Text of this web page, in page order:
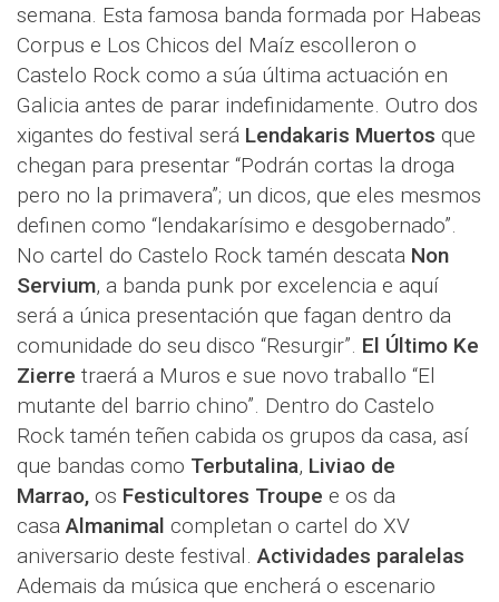
semana. Esta famosa banda formada por Habeas
Corpus e Los Chicos del Maíz escolleron o
Castelo Rock como a súa última actuación en
Galicia antes de parar indefinidamente. Outro dos
xigantes do festival será Lendakaris Muertos que
chegan para presentar “Podrán cortas la droga
pero no la primavera”; un dicos, que eles mesmos
definen como “lendakarísimo e desgobernado”.
No cartel do Castelo Rock tamén descata Non
Servium, a banda punk por excelencia e aquí
será a única presentación que fagan dentro da
comunidade do seu disco “Resurgir”. El Último Ke
Zierre traerá a Muros e sue novo traballo “El
mutante del barrio chino”. Dentro do Castelo
Rock tamén teñen cabida os grupos da casa, así
que bandas como Terbutalina, Liviao de
Marrao, os Festicultores Troupe e os da
casaAlmanimal completan o cartel do XV
aniversario deste festival.Actividades paralelas
Ademais da música que encherá o escenario